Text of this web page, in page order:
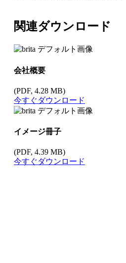
関連ダウンロード
会社概要
(PDF, 4.28 MB)
今すぐダウンロード
イメージ冊子
(PDF, 4.39 MB)
今すぐダウンロード